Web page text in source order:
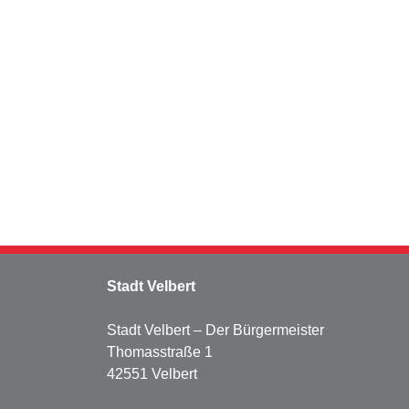
Stadt Velbert
Stadt Velbert – Der Bürgermeister
Thomasstraße 1
42551 Velbert